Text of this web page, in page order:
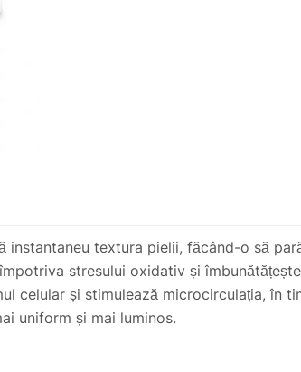
textura pielii, făcând-o să
stresului oxidativ și
celular și stimulează microcirculația, în
uniform și mai luminos.